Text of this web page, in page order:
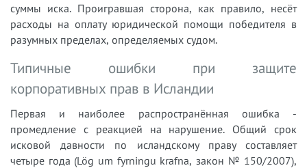
суммы иска. Проигравшая сторона, как правило, несёт
расходы на оплату юридической помощи победителя в
разумных пределах, определяемых судом.
Типичные ошибки при защите
корпоративных прав в Исландии
Первая и наиболее распространённая ошибка -
промедление с реакцией на нарушение. Общий срок
исковой давности по исландскому праву составляет
четыре года (Lög um fyrningu krafna, закон № 150/2007),